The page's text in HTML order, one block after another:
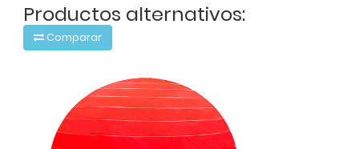
Productos alternativos:
Comparar